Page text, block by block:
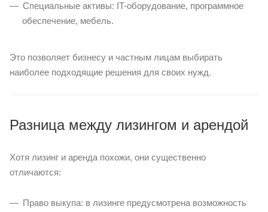
Специальные активы: IT-оборудование, программное
обеспечение, мебель.
Это позволяет бизнесу и частным лицам выбирать
наиболее подходящие решения для своих нужд.
Разница между лизингом и арендой
Хотя лизинг и аренда похожи, они существенно
отличаются:
Право выкупа: в лизинге предусмотрена возможность